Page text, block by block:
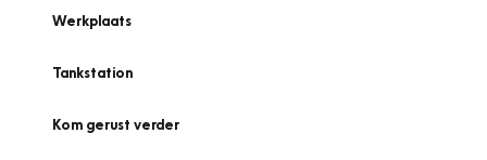
Werkplaats
Tankstation
Kom gerust verder